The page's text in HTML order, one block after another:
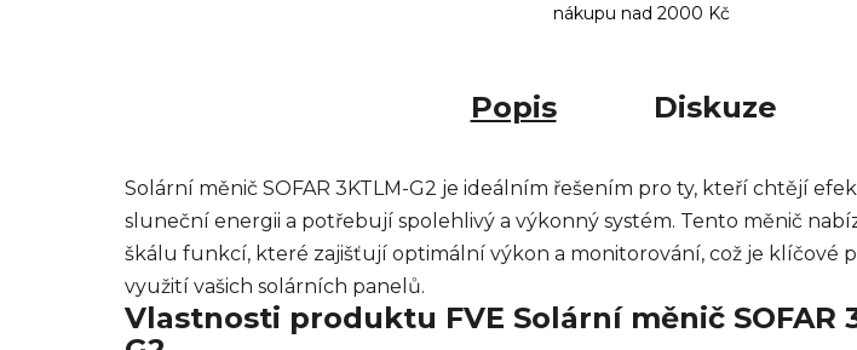
nákupu nad 2000 Kč
Popis Diskuze
Solární měnič SOFAR 3KTLM-G2 je ideálním řešením pro ty, kteří chtějí
sluneční energii a potřebují spolehlivý a výkonný systém. Tento měnič
škálu funkcí, které zajišťují optimální výkon a monitorování, což je klíčové
využití vašich solárních panelů.
Vlastnosti produktu FVE Solární měnič SOFAR